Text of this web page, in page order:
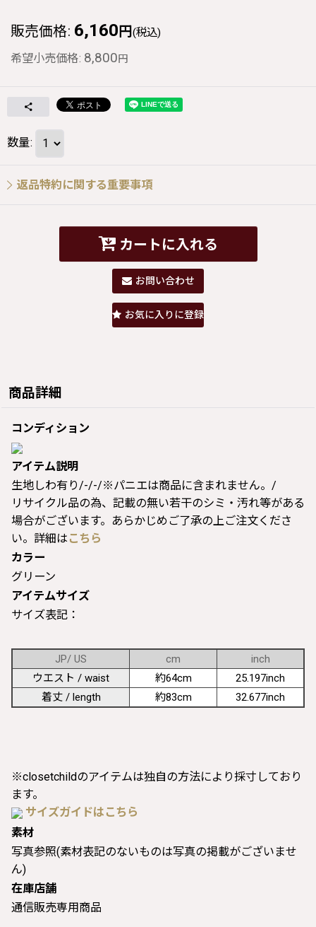
販売価格: 6,160 円 (税込)
希望小売価格: 8,800円
数量:
返品特約に関する重要事項
カートに入れる
お問い合わせ
お気に入りに登録
商品詳細
コンディション
アイテム説明
生地しわ有り/-/-/※パニエは商品に含まれません。/
リサイクル品の為、記載の無い若干のシミ・汚れ等がある
場合がございます。あらかじめご了承の上ご注文くださ
い。詳細は こちら
カラー
グリーン
アイテムサイズ
サイズ表記：
JP/ US cm
inch
ウエスト / waist
約64cm
25.197inch
着丈 / length
約83cm 32.677inch
※closetchildのアイテムは独自の方法により採寸しており
ます。
サイズガイドはこちら
素材
写真参照(素材表記のないものは写真の掲載がございませ
ん)
在庫店舗
通信販売専用商品